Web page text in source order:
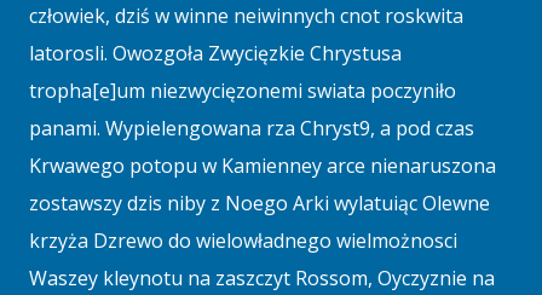
człowiek, dziś w winne neiwinnych cnot roskwita
latorosli. Owozgoła Zwycięzkie Chrystusa
tropha[e]um niezwycięzonemi swiata poczyniło
panami. Wypielengowana rza Chryst9, a pod czas
Krwawego potopu w Kamienney arce nienaruszona
zostawszy dzis niby z Noego Arki wylatuiąc Olewne
krzyża Dzrewo do wielowładnego wielmożnosci
Waszey kleynotu na zaszczyt Rossom, Oyczyznie na